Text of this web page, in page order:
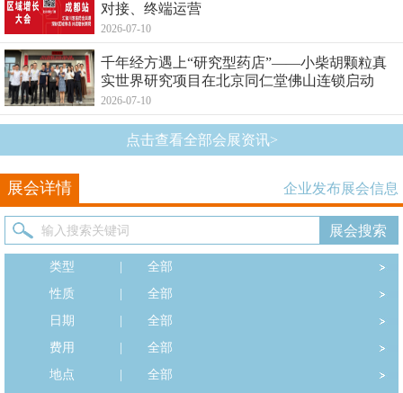
对接、终端运营
2026-07-10
千年经方遇上“研究型药店”——小柴胡颗粒真
实世界研究项目在北京同仁堂佛山连锁启动
2026-07-10
点击查看全部会展资讯>
展会详情 企业发布展会信息
类型
全部
性质
全部
日期
全部
费用
全部
地点
全部